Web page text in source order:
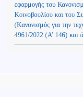
εφαρμογής του
Κοινοβουλίου και του
(Kανονισμός για την
4961/2022 (Α’ 146) και